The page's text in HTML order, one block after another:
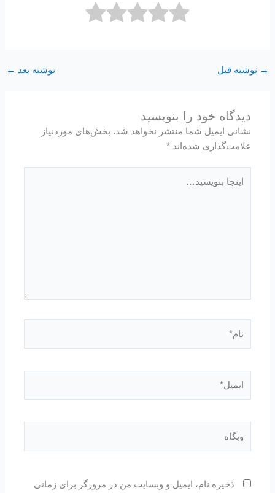
→ نوشته قبل نوشته بعد ←
دیدگاه‌ خود را بنویسید
نشانی ایمیل شما منتشر نخواهد شد. بخش‌های موردنیاز
علامت‌گذاری شده‌اند*
بنویسید…
ذخیره نام، ایمیل و وبسایت من در مرورگر برای زمانی